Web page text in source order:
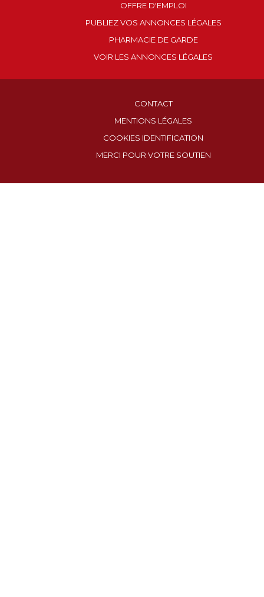
OFFRE D'EMPLOI
PUBLIEZ VOS ANNONCES LÉGALES
PHARMACIE DE GARDE
VOIR LES ANNONCES LÉGALES
CONTACT
MENTIONS LÉGALES
COOKIES IDENTIFICATION
MERCI POUR VOTRE SOUTIEN